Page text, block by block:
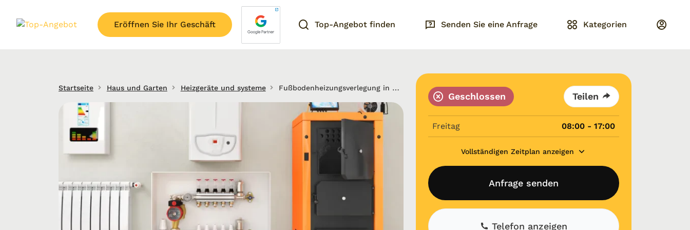
Eröffnen Sie Ihr Geschäft Top-Angebot finden Senden Sie eine Anfrage Kategorien
Startseite Haus und Garten Heizgeräte und systeme Fußbodenheizungsverlegung in Niedersachsen
Geschlossen Teilen
Freitag 08:00 - 17:00
Vollständigen Zeitplan anzeigen
Anfrage senden
Telefon anzeigen